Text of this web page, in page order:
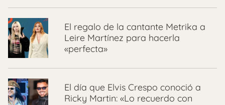
El regalo de la cantante Metrika a
Leire Martínez para hacerla
«perfecta»
El día que Elvis Crespo conoció a
Ricky Martin: «Lo recuerdo con